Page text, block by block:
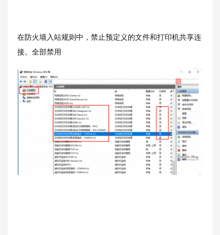
在防火墙入站规则中，禁止预定义的文件和打印机共享连
接。全部禁用